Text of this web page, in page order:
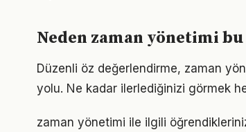
Neden zaman yönetimi
Düzenli öz değerlendirme, zaman
yolu. Ne kadar ilerlediğinizi görmek
zaman yönetimi ile ilgili